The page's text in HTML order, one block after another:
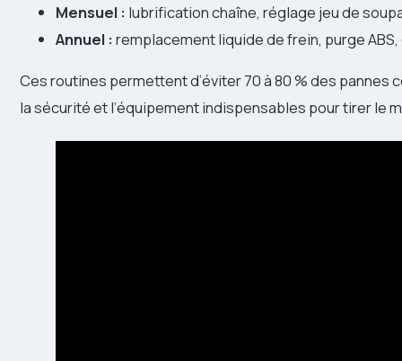
Mensuel : lubrification chaîne, réglage jeu de
Annuel : remplacement liquide de frein, purge
Ces routines permettent d’éviter 70 à 80 % des
la sécurité et l’équipement indispensables pour tirer le